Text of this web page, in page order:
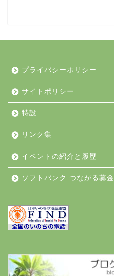
プライバシーポリシー
サイトポリシー
特設
リンク集
イベントの紹介と履歴
ソフトバンク つながる募金